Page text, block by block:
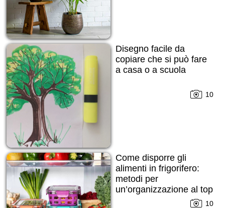
Disegno facile da
copiare che si può fare
a casa o a scuola
10
Come disporre gli
alimenti in frigorifero:
metodi per
un’organizzazione al top
10